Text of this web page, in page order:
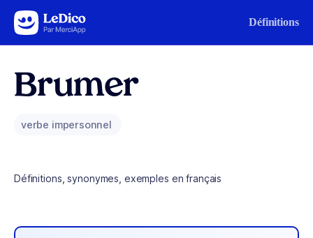
Aller au contenu Définitions
Brumer
verbe impersonnel
Définitions, synonymes, exemples en français